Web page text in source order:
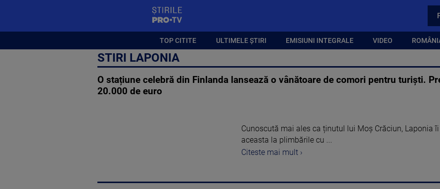
TOP CITITE ULTIMELE ȘTIRI EMISIUNI INTEGRALE VIDEO
STIRI LAPONIA
O stațiune celebră din Finlanda lansează o vânătoare de comori pentru turiști.
20.000 de euro
Cunoscută mai ales ca ținutul lui Moș Crăciun, Laponia
aceasta la plimbările cu ...
Citeste mai mult ›